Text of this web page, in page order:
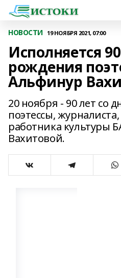
НОВОСТИ 19 НОЯБРЯ 2021, 07:00
Исполняется
рождения
Альфинур
20 ноября - 90 лет со
поэтессы,
работника культуры
Вахитовой.